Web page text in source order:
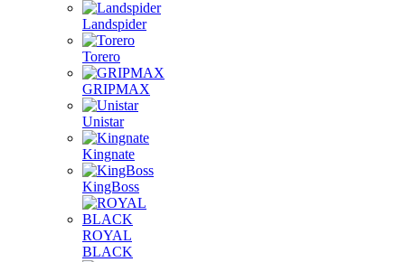
Landspider
Torero
GRIPMAX
Unistar
Kingnate
KingBoss
ROYAL
BLACK